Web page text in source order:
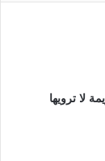
لا ترويها